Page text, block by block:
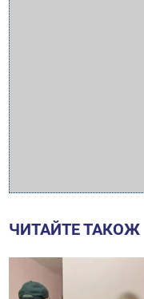
ЧИТАЙТЕ ТАКОЖ